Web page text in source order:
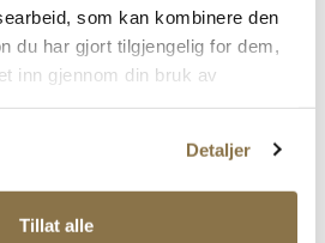
som kan kombinere den
du har gjort tilgjengelig for dem,
inn gjennom din bruk av
Detaljer
Tillat alle